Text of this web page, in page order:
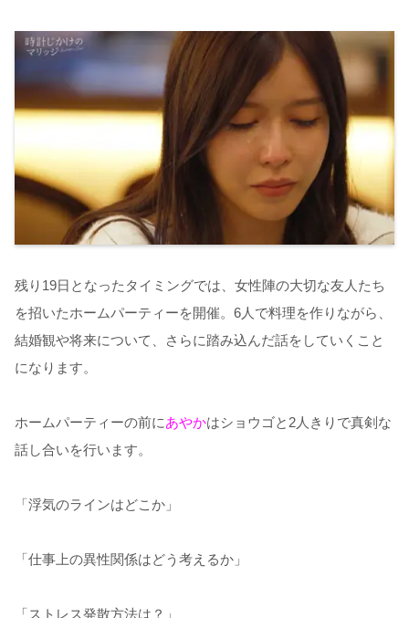
残り19日となったタイミングでは、女性陣の大切な友人たち
を招いたホームパーティーを開催。6人で料理を作りながら、
結婚観や将来について、さらに踏み込んだ話をしていくこと
になります。
ホームパーティーの前にあやかはショウゴと2人きりで真剣な
話し合いを行います。
「浮気のラインはどこか」
「仕事上の異性関係はどう考えるか」
「ストレス発散方法は？」